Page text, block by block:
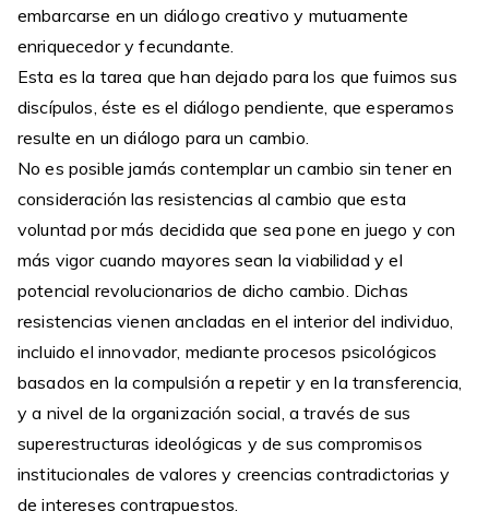
embarcarse en un diálogo creativo y mutuamente
enriquecedor y fecundante.
Esta es la tarea que han dejado para los que fuimos sus
discípulos, éste es el diálogo pendiente, que esperamos
resulte en un diálogo para un cambio.
No es posible jamás contemplar un cambio sin tener en
consideración las resistencias al cambio que esta
voluntad por más decidida que sea pone en juego y con
más vigor cuando mayores sean la viabilidad y el
potencial revolucionarios de dicho cambio. Dichas
resistencias vienen ancladas en el interior del individuo,
incluido el innovador, mediante procesos psicológicos
basados en la compulsión a repetir y en la transferencia,
y a nivel de la organización social, a través de sus
superestructuras ideológicas y de sus compromisos
institucionales de valores y creencias contradictorias y
de intereses contrapuestos.